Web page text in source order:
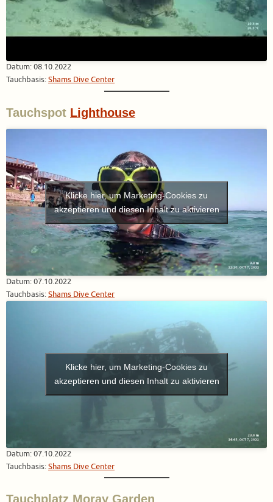
Datum: 08.10.2022
Tauchbasis:Shams Dive Center
Tauchspot Lighthouse
Klicke hier, um Marketing-Cookies zu
akzeptieren und diesen Inhalt zu aktivieren
Datum: 07.10.2022
Tauchbasis:Shams Dive Center
Klicke hier, um Marketing-Cookies zu
akzeptieren und diesen Inhalt zu aktivieren
Datum: 07.10.2022
Tauchbasis:Shams Dive Center
Tauchplatz Moray Garden